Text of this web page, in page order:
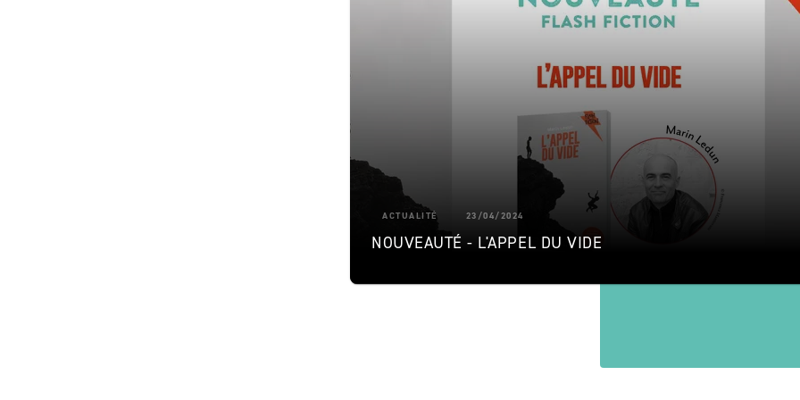
ACTUALITÉ 23/04/2024
NOUVEAUTÉ - L'APPEL DU VIDE